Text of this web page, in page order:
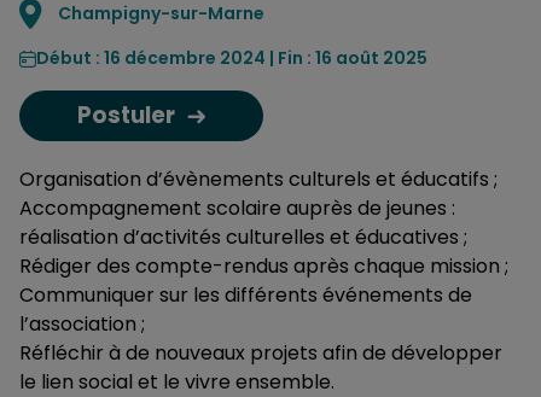
Localisation
Champigny-sur-Marne
Début : 16 décembre 2024 | Fin : 16 août 2025
Postuler
Organisation d’évènements culturels et éducatifs ;
Accompagnement scolaire auprès de jeunes :
réalisation d’activités culturelles et éducatives ;
Rédiger des compte-rendus après chaque mission ;
Communiquer sur les différents événements de
l’association ;
Réfléchir à de nouveaux projets afin de développer
le lien social et le vivre ensemble.